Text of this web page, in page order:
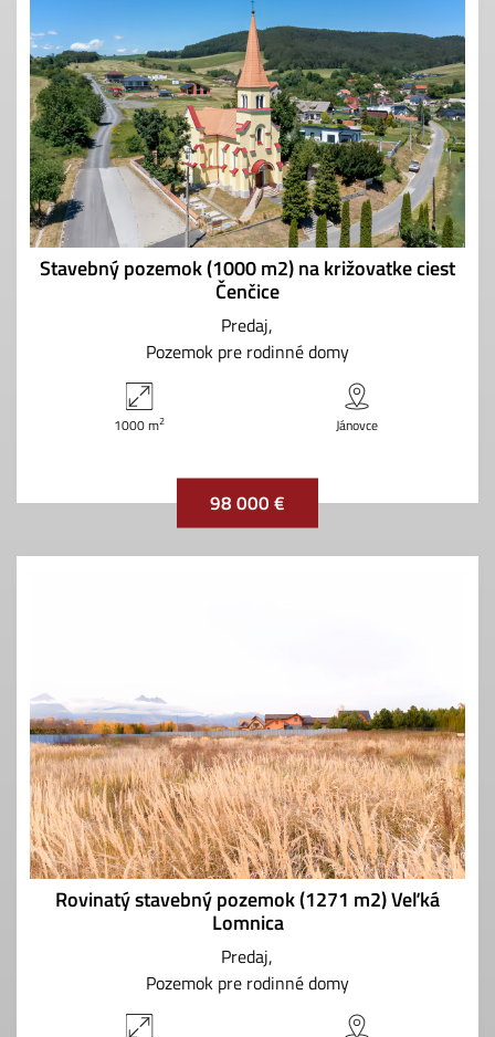
Stavebný pozemok (1000 m2) na križovatke ciest
Čenčice
Predaj
Pozemok pre rodinné domy
1000 m2 Jánovce
98 000 €
Rovinatý stavebný pozemok (1271 m2) Veľká
Lomnica
Predaj
Pozemok pre rodinné domy